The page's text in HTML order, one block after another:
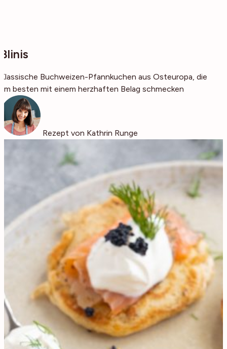
Blinis
Klassische Buchweizen-Pfannkuchen aus Osteuropa, die
am besten mit einem herzhaften Belag schmecken
Rezept von Kathrin Runge